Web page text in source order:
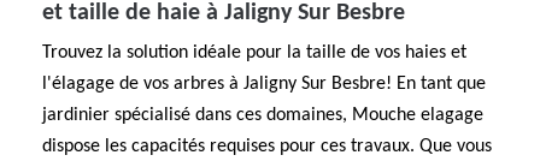
et taille de haie à Jaligny Sur Besbre
Trouvez la solution idéale pour la taille de vos haies et
l'élagage de vos arbres à Jaligny Sur Besbre! En tant que
jardinier spécialisé dans ces domaines, Mouche elagage
dispose les capacités requises pour ces travaux. Que vous